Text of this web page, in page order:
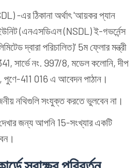
-এর ঠিকানা অর্থাৎ 'আয়কর প্যান
(এনএসডিএল (NSDL) ই-গভর্নেন্স
দ্বারা পরিচালিত)' 5ম ফ্লোর মন্ত্রী
সার্ভে নং. 997/8, মডেল কলোনি, দীপ
পুণে-411 016 এ আবেদন পাঠান।
নথিগুলি সংযুক্ত করতে ভুলবেন না।
জন্য আপনি 15-সংখ্যার একটি